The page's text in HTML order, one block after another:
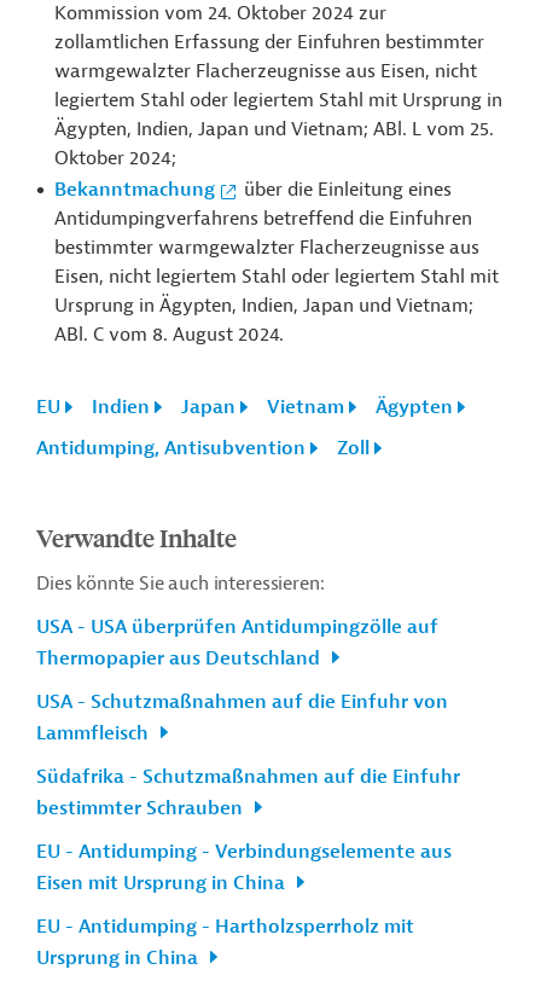
Kommission vom 24. Oktober 2024 zur
zollamtlichen Erfassung der Einfuhren bestimmter
warmgewalzter Flacherzeugnisse aus Eisen, nicht
legiertem Stahl oder legiertem Stahl mit Ursprung in
Ägypten, Indien, Japan und Vietnam; ABl. L vom 25.
Oktober 2024;
Bekanntmachung
über die Einleitung eines
Antidumpingverfahrens betreffend die Einfuhren
bestimmter warmgewalzter Flacherzeugnisse aus
Eisen, nicht legiertem Stahl oder legiertem Stahl mit
Ursprung in Ägypten, Indien, Japan und Vietnam;
ABl. C vom 8. August 2024.
EU Indien Japan Vietnam
Ägypten
Antidumping, Antisubvention
Zoll
Verwandte Inhalte
Dies könnte Sie auch interessieren:
USA - USA überprüfen Antidumpingzölle auf
Thermopapier aus Deutschland
USA - Schutzmaßnahmen auf die Einfuhr von
Lammfleisch
Südafrika - Schutzmaßnahmen auf die Einfuhr
bestimmter Schrauben
EU - Antidumping - Verbindungselemente aus
Eisen mit Ursprung in China
EU - Antidumping - Hartholzsperrholz mit
Ursprung in China